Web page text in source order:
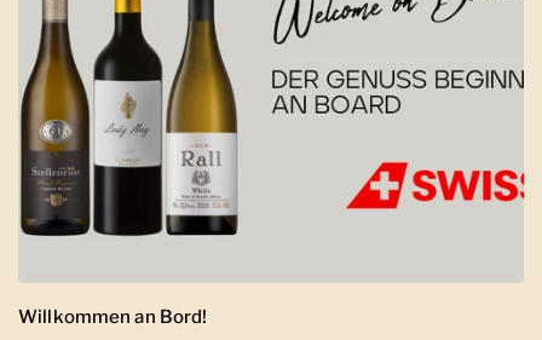
Willkommen an Bord!